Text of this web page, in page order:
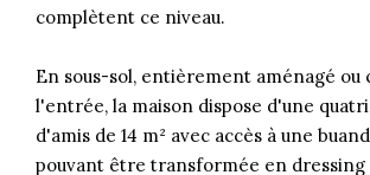
complètent ce niveau.
En sous-sol, entièrement aménagé ou
l'entrée, la maison dispose d'une
d'amis de 14 m² avec accès à une
pouvant être transformée en dressing